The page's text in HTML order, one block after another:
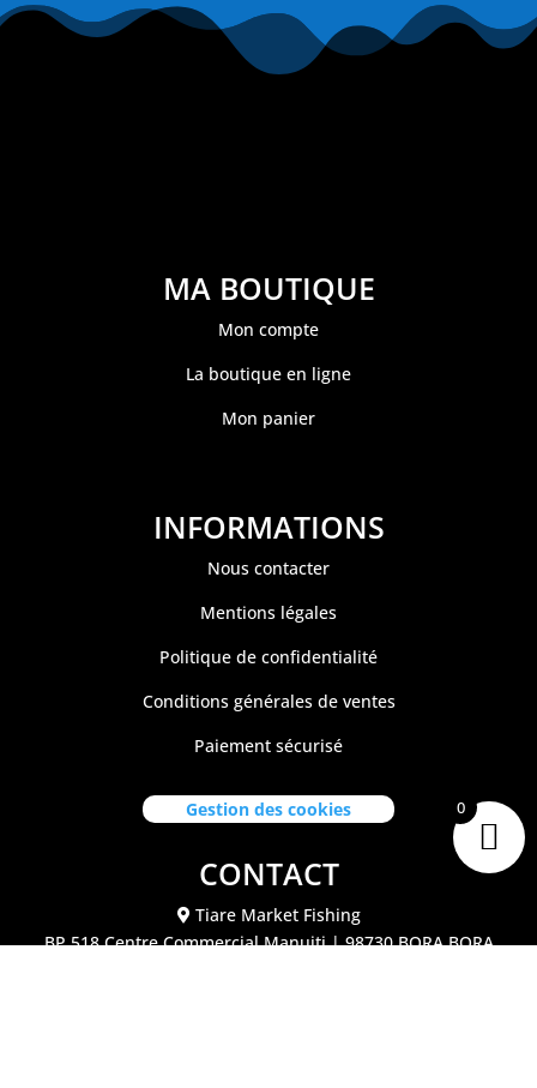
MA BOUTIQUE
Mon compte
La boutique en ligne
Mon panier
INFORMATIONS
Nous contacter
Mentions légales
Politique de confidentialité
Conditions générales de ventes
Paiement sécurisé
Gestion des cookies
CONTACT
Tiare Market Fishing
BP 518 Centre Commercial Manuiti| 98730 BORA BORA
0